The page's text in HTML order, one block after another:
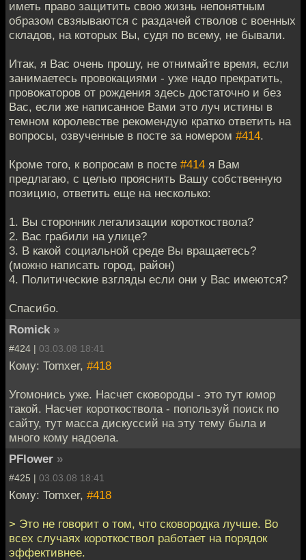
иметь право защитить свою жизнь непонятным
образом свзяываются с раздачей стволов с военных
складов, на которых Вы, судя по всему, не бывали.
Итак, я Вас очень прошу, не отнимайте время, если
занимаетесь провокациями - уже надо прекратить,
провокаторов от рождения здесь достаточно и без
Вас, если же написанное Вами это луч истины в
темном королевстве рекомендую кратко ответить на
вопросы, озвученные в посте за номером #414.
Кроме того, к вопросам в посте #414 я Вам
предлагаю, с целью прояснить Вашу собственную
позицию, ответить еще на несколько:
1. Вы сторонник легализации короткоствола?
2. Вас грабили на улице?
3. В какой социальной среде Вы вращаетесь?
(можно написать город, район)
4. Политические взгляды если они у Вас имеются?
Спасибо.
Romick »
#424 | 03.03.08 18:41
Кому: Tomxer, #418
Угомонись уже. Насчет сковороды - это тут юмор
такой. Насчет короткоствола - попользуй поиск по
сайту, тут масса дискуссий на эту тему была и
много кому надоела.
PFlower »
#425 | 03.03.08 18:41
Кому: Tomxer, #418
> Это не говорит о том, что сковородка лучше. Во
всех случаях короткоствол работает на порядок
эффективнее.